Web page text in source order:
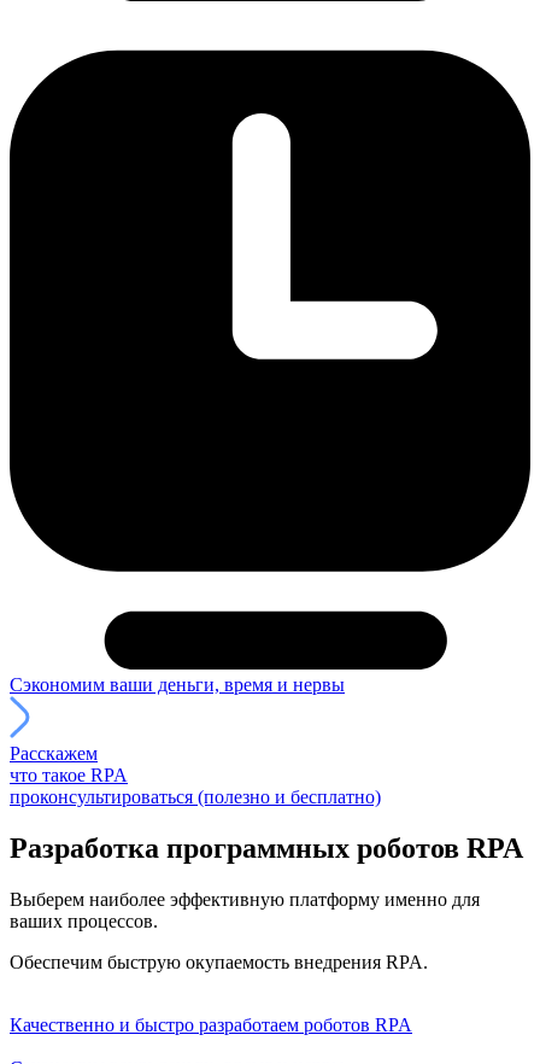
Сэкономим ваши деньги, время и нервы
Расскажем
что такое RPA
проконсультироваться (полезно и бесплатно)
Разработка программных роботов RPA
Выберем наиболее эффективную платформу именно для
ваших процессов.
Обеспечим быструю окупаемость внедрения RPA.
Качественно и быстро разработаем роботов RPA